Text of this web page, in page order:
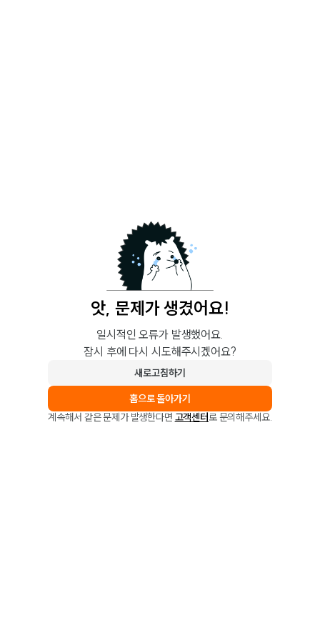
앗, 문제가 생겼어요!
일시적인 오류가 발생했어요.
잠시 후에 다시 시도해주시겠어요?
새로고침하기
홈으로 돌아가기
계속해서 같은 문제가 발생한다면 고객센터로 문의해주세요.